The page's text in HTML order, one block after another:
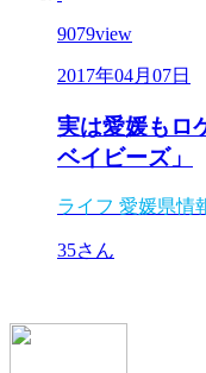
9079view
2017年04月07日
実は愛媛もロ
ベイビーズ」
ライフ 愛媛県情
35さん